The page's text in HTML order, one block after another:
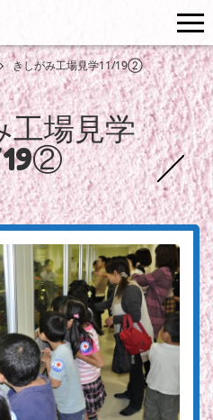
きしがみ工場見学11/19②
工場見学